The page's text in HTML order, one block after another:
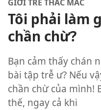
GIỚI TRẺ THẮC MẮC
Tôi phải làm
chần chừ?
Bạn cảm thấy chán
bài tập trễ ư? Nếu
chần chừ của mình!
thế, ngay cả khi